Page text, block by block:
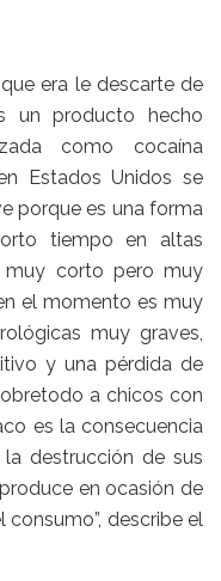
era le descarte de
un producto hecho
como cocaína
Estados Unidos se
porque es una forma
tiempo en altas
muy corto pero muy
el momento es muy
muy graves,
y una pérdida de
a chicos con
es la consecuencia
destrucción de sus
en ocasión de
describe el